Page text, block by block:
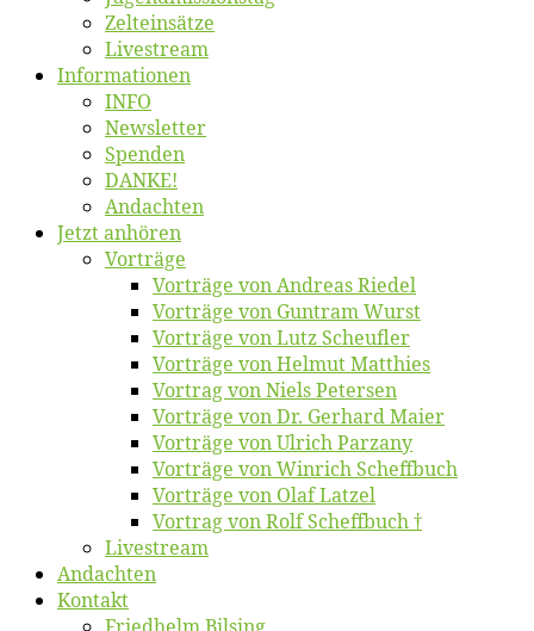
Zelt­ein­sät­ze
Live­stream
Informatio­nen
INFO
News­let­ter
Spen­den
DANKE!
An­dach­ten
Jetzt an­hö­ren
Vor­trä­ge
Vor­trä­ge von An­dre­as Riedel
Vor­trä­ge von Gun­tram Wurst
Vor­trä­ge von Lutz Scheufler
Vor­trä­ge von Hel­mut Matthies
Vor­trag von Niels Petersen
Vor­trä­ge von Dr. Ger­hard Maier
Vor­trä­ge von Ul­rich Parzany
Vor­trä­ge von Win­rich Scheffbuch
Vor­trä­ge von Olaf Latzel
Vor­trag von Rolf Scheffbuch †
Live­stream
An­dach­ten
Kon­takt